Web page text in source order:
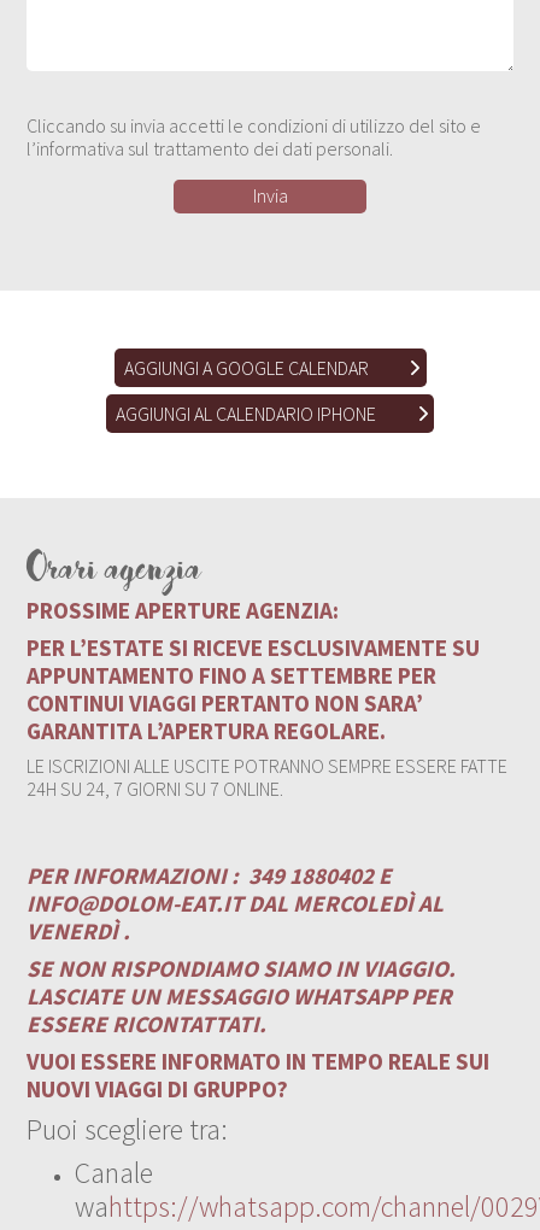
Cliccando su invia accetti le condizioni di utilizzo del sito e
l’informativa sul trattamento dei dati personali.
AGGIUNGI A GOOGLE CALENDAR
AGGIUNGI AL CALENDARIO IPHONE
Orari agenzia
PROSSIME APERTURE AGENZIA:
PER L’ESTATE SI RICEVE ESCLUSIVAMENTE SU
APPUNTAMENTO FINO A SETTEMBRE PER
CONTINUI VIAGGI PERTANTO NON SARA’
GARANTITA L’APERTURA REGOLARE.
LE ISCRIZIONI ALLE USCITE POTRANNO SEMPRE ESSERE FATTE
24H SU 24, 7 GIORNI SU 7 ONLINE.
PER INFORMAZIONI : 349 1880402 E
INFO@DOLOM-EAT.ITDAL MERCOLEDÌ AL
VENERDÌ .
SE NON RISPONDIAMO SIAMO IN VIAGGIO.
LASCIATE UN MESSAGGIO WHATSAPP PER
ESSERE RICONTATTATI.
VUOI ESSERE INFORMATO IN TEMPO REALE SUI
NUOVI VIAGGI DI GRUPPO?
Puoi scegliere tra:
Canale
wahttps://whatsapp.com/channel/